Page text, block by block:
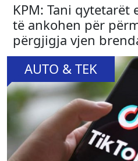
KPM: Tani qytetarët
të ankohen për
përgjigja vjen
AUTO & TEK